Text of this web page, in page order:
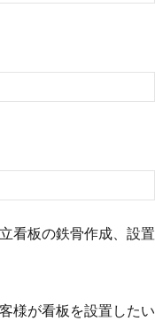
看板の鉄骨作成、設置
様が看板を設置したい